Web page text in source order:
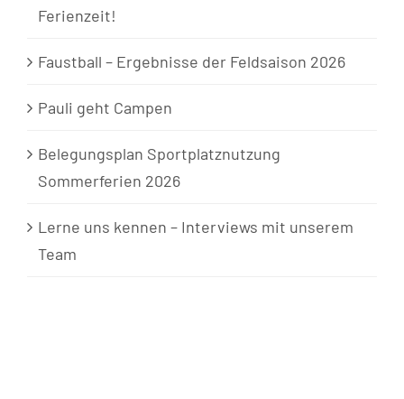
Ferienzeit!
Faustball – Ergebnisse der Feldsaison 2026
Pauli geht Campen
Belegungsplan Sportplatznutzung
Sommerferien 2026
Lerne uns kennen – Interviews mit unserem
Team